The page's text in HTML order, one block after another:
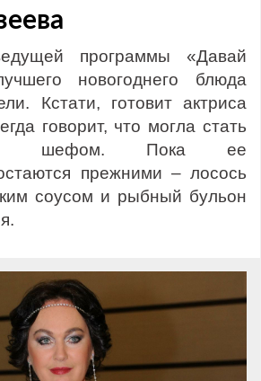
программы «Давай
новогоднего блюда
Кстати, готовит актриса
говорит, что могла стать
шефом. Пока ее
прежними – лосось
соусом и рыбный бульон